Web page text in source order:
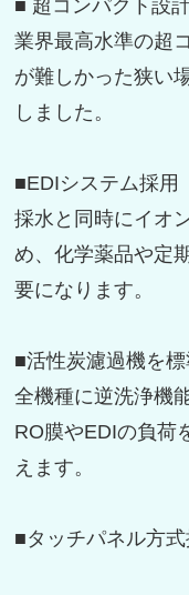
■ 超コンパクト設
業界最高水準の超
が難しかった狭い
しました。
■EDIシステム採用
採水と同時にイオ
め、化学薬品や定
要になります。
■活性炭濾過機を
全機種に逆洗浄機
RO膜やEDIの負荷
えます。
■タッチパネル方式